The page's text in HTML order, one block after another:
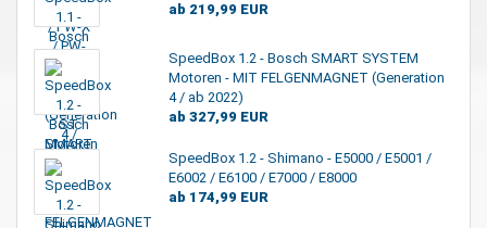
ab 219,99 EUR
SpeedBox 1.2 - Bosch SMART SYSTEM
Motoren - MIT FELGENMAGNET (Generation
4 / ab 2022)
ab 327,99 EUR
SpeedBox 1.2 - Shimano - E5000 / ​E5001 / ​
E6002 / ​E6100 / ​E7000 / ​E8000
ab 174,99 EUR